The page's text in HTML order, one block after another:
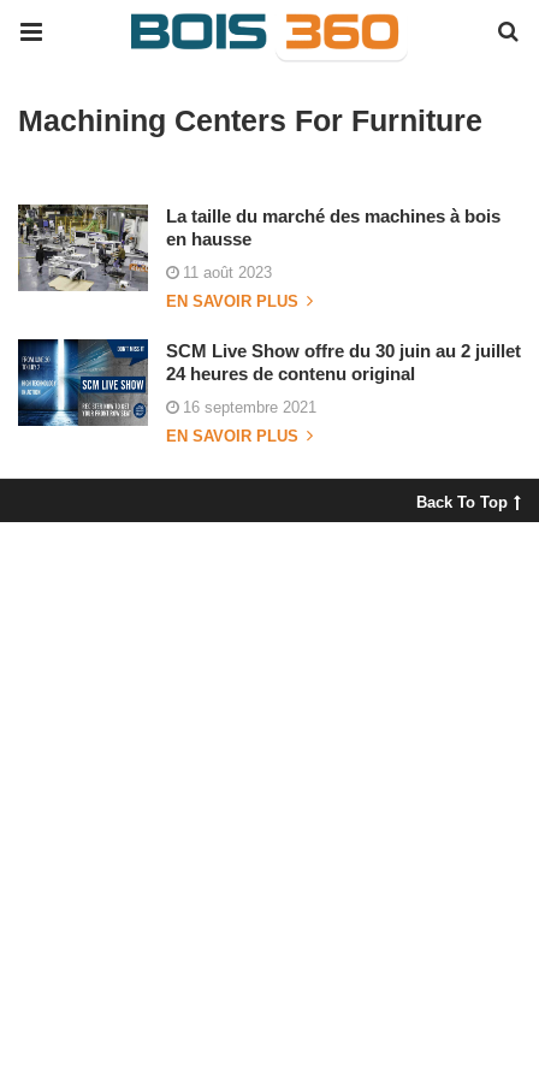
Machining Centers For Furniture
La taille du marché des machines à bois
en hausse
11 août 2023
EN SAVOIR PLUS
SCM Live Show offre du 30 juin au 2 juillet
24 heures de contenu original
16 septembre 2021
EN SAVOIR PLUS
Back To Top